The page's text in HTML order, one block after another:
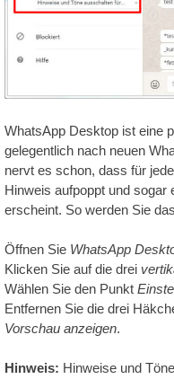
Qualität
WhatsApp Desktop ist eine
gelegentlich nach neuen
nervt es schon, dass für
Hinweis aufpoppt und
erscheint. So werden Sie
Öffnen Sie WhatsApp
Klicken Sie auf die drei
Wählen Sie den Punkt
Entfernen Sie die drei
Vorschau anzeigen.
Hinweis: Hinweise und